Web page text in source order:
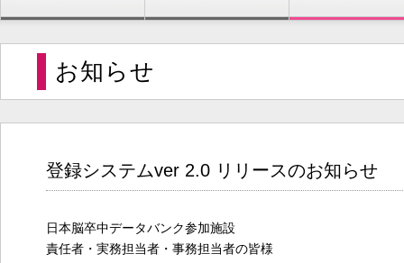
お知らせ
登録システムver 2.0 リリースのお知らせ
日本脳卒中データバンク参加施設
責任者・実務担当者・事務担当者の皆様